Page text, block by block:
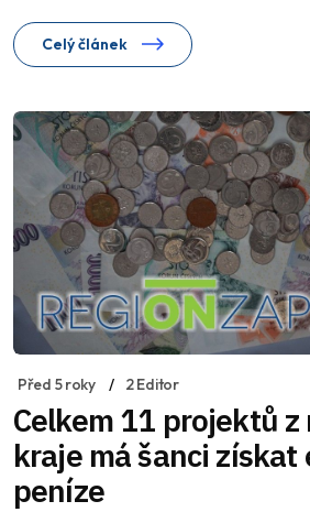
Celý článek
Před 5 roky 2 Editor
Celkem 11 projektů z
kraje má šanci získat
peníze